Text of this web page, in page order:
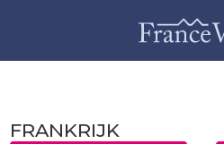
FRANKRIJK